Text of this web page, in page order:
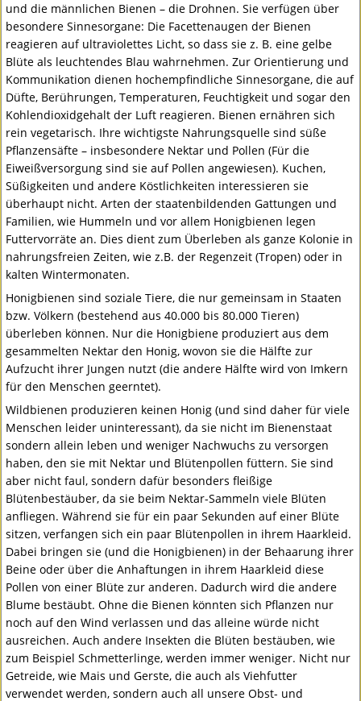
und die männlichen Bienen – die Drohnen. Sie verfügen über
besondere Sinnesorgane: Die Facettenaugen der Bienen
reagieren auf ultraviolettes Licht, so dass sie z. B. eine gelbe
Blüte als leuchtendes Blau wahrnehmen. Zur Orientierung und
Kommunikation dienen hochempfindliche Sinnesorgane, die auf
Düfte, Berührungen, Temperaturen, Feuchtigkeit und sogar den
Kohlendioxidgehalt der Luft reagieren. Bienen ernähren sich
rein vegetarisch. Ihre wichtigste Nahrungsquelle sind süße
Pflanzensäfte – insbesondere Nektar und Pollen (Für die
Eiweißversorgung sind sie auf Pollen angewiesen). Kuchen,
Süßigkeiten und andere Köstlichkeiten interessieren sie
überhaupt nicht. Arten der staatenbildenden Gattungen und
Familien, wie Hummeln und vor allem Honigbienen legen
Futtervorräte an. Dies dient zum Überleben als ganze Kolonie in
nahrungsfreien Zeiten, wie z.B. der Regenzeit (Tropen) oder in
kalten Wintermonaten.
Honigbienen sind soziale Tiere, die nur gemeinsam in Staaten
bzw. Völkern (bestehend aus 40.000 bis 80.000 Tieren)
überleben können. Nur die Honigbiene produziert aus dem
gesammelten Nektar den Honig, wovon sie die Hälfte zur
Aufzucht ihrer Jungen nutzt (die andere Hälfte wird von Imkern
für den Menschen geerntet).
Wildbienen produzieren keinen Honig (und sind daher für viele
Menschen leider uninteressant), da sie nicht im Bienenstaat
sondern allein leben und weniger Nachwuchs zu versorgen
haben, den sie mit Nektar und Blütenpollen füttern. Sie sind
aber nicht faul, sondern dafür besonders fleißige
Blütenbestäuber, da sie beim Nektar-Sammeln viele Blüten
anfliegen. Während sie für ein paar Sekunden auf einer Blüte
sitzen, verfangen sich ein paar Blütenpollen in ihrem Haarkleid.
Dabei bringen sie (und die Honigbienen) in der Behaarung ihrer
Beine oder über die Anhaftungen in ihrem Haarkleid diese
Pollen von einer Blüte zur anderen. Dadurch wird die andere
Blume bestäubt. Ohne die Bienen könnten sich Pflanzen nur
noch auf den Wind verlassen und das alleine würde nicht
ausreichen. Auch andere Insekten die Blüten bestäuben, wie
zum Beispiel Schmetterlinge, werden immer weniger. Nicht nur
Getreide, wie Mais und Gerste, die auch als Viehfutter
verwendet werden, sondern auch all unsere Obst- und